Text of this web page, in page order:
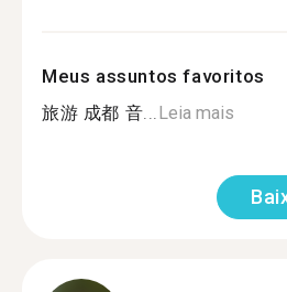
Meus assuntos favoritos
旅游 成都 音...Leia mais